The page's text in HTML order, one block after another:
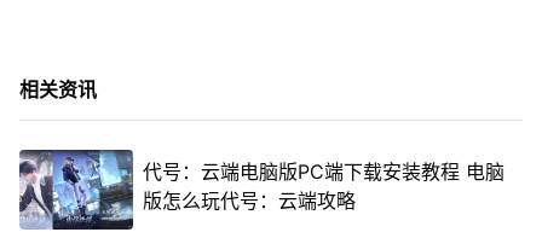
相关资讯
代号：云端电脑版PC端下载安装教程 电脑
版怎么玩代号：云端攻略